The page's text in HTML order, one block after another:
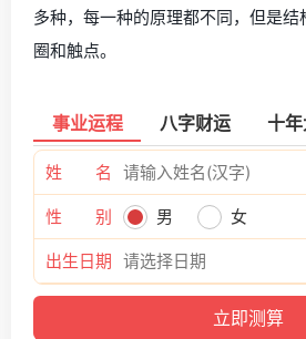
多种，每一种的原理都不同，但是
圈和触点。
事业运程 八字财运 十
姓 名
性 别 男 女
出生日期